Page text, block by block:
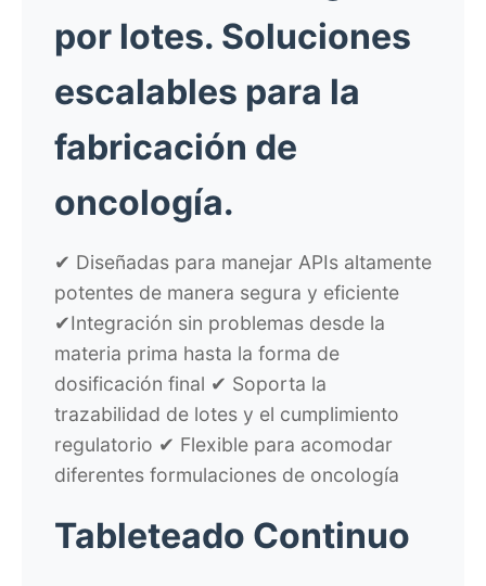
por lotes. Soluciones
escalables para la
fabricación de
oncología.
✔ Diseñadas para manejar APIs altamente
potentes de manera segura y eficiente
✔Integración sin problemas desde la
materia prima hasta la forma de
dosificación final ✔ Soporta la
trazabilidad de lotes y el cumplimiento
regulatorio ✔ Flexible para acomodar
diferentes formulaciones de oncología
Tableteado Continuo